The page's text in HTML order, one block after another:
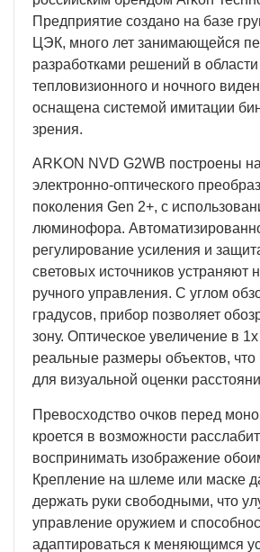
Предприятие создано на базе
ЦЭК, много лет занимающейся
разработками решений в области
тепловизионного и ночного
оснащена системой имитации
зрения.
ARKON NVD G2WB построены
электронно-оптического
поколения Gen 2+, с
люминофора.
регулирование усиления и
световых источников устраняют
ручного управления. С углом
градусов, прибор позволяет
зону. Оптическое увеличение в
реальные размеры объектов,
для визуальной оценки
Превосходство очков перед
кроется в возможности
воспринимать изображение
Крепление на шлеме или маске
держать руки свободными, что
управление оружием и
адаптироваться к меняющимся